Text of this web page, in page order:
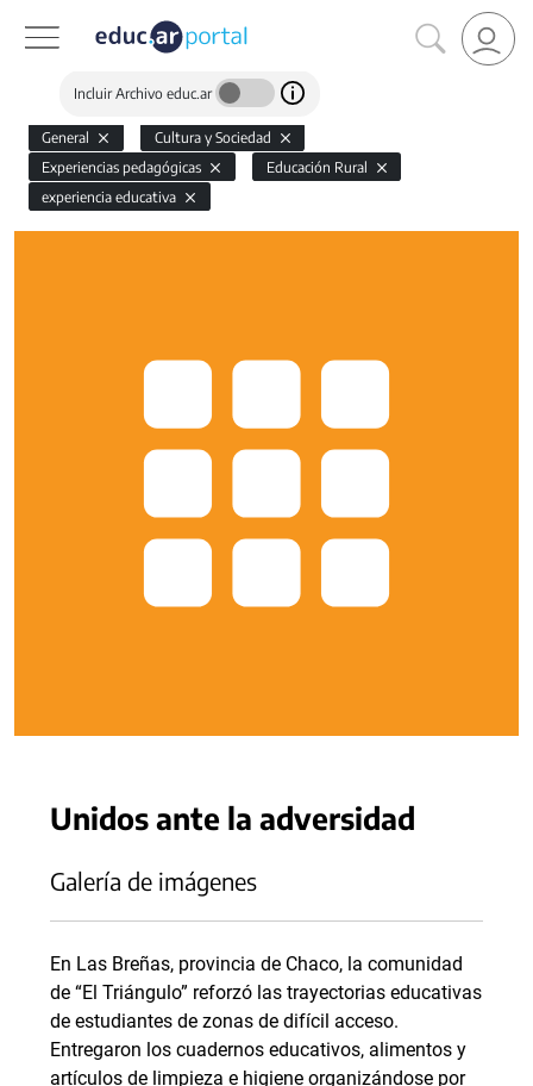
Incluir Archivo educ.ar
General
Cultura y Sociedad
Experiencias pedagógicas
Educación Rural
experiencia educativa
Unidos ante la adversidad
Galería de imágenes
En Las Breñas, provincia de Chaco, la comunidad
de “El Triángulo” reforzó las trayectorias educativas
de estudiantes de zonas de difícil acceso.
Entregaron los cuadernos educativos, alimentos y
artículos de limpieza e higiene organizándose por